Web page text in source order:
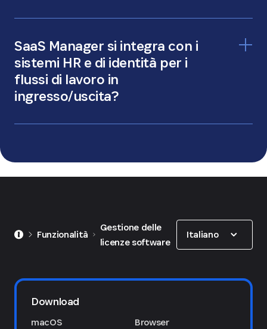
SaaS Manager si integra con i
sistemi HR e di identità per i
flussi di lavoro in
ingresso/uscita?
Funzionalità
Gestione delle
licenze software
Italiano
Download
macOS
Browser